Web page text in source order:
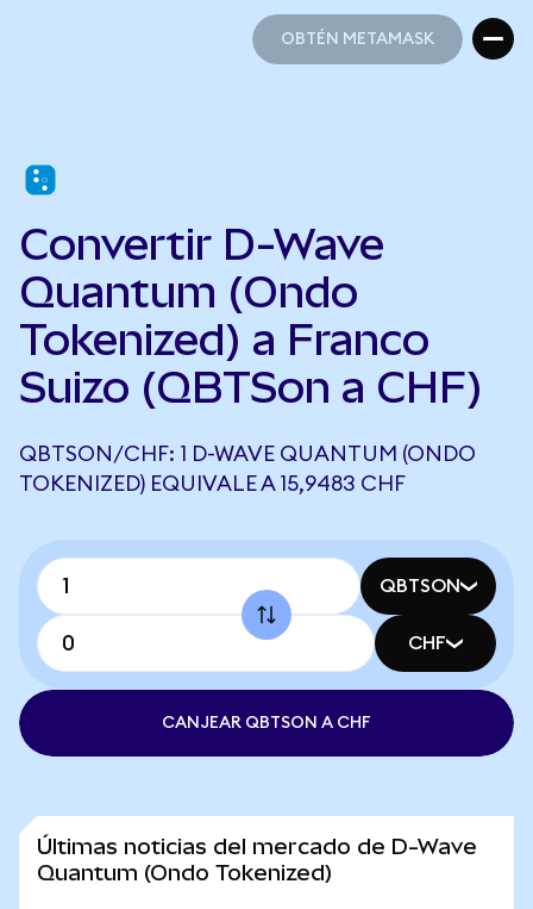
OBTÉN METAMASK
Convertir D-Wave
Quantum (Ondo
Tokenized) a Franco
Suizo (QBTSon a CHF)
QBTSON/CHF: 1 D-WAVE QUANTUM (ONDO
TOKENIZED) EQUIVALE A 15,9483 CHF
QBTSON
CHF
CANJEAR QBTSON A CHF
Últimas noticias del mercado de D-Wave
Quantum (Ondo Tokenized)